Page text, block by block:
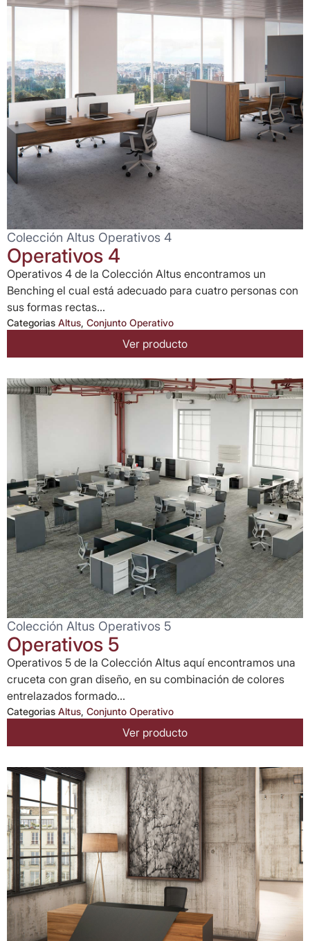
Colección Altus Operativos 4
Operativos 4
Operativos 4 de la Colección Altus encontramos un
Benching el cual está adecuado para cuatro personas con
sus formas rectas...
Categorias Altus, Conjunto Operativo
Ver producto
Colección Altus Operativos 5
Operativos 5
Operativos 5 de la Colección Altus aquí encontramos una
cruceta con gran diseño, en su combinación de colores
entrelazados formado...
Categorias Altus, Conjunto Operativo
Ver producto